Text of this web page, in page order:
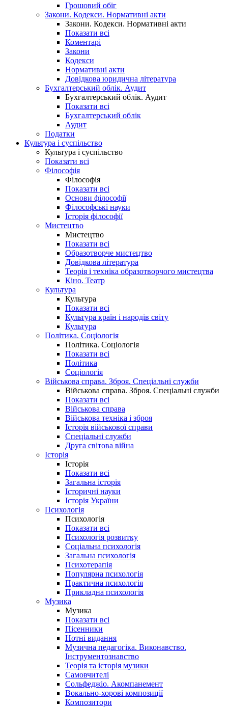
Грошовий обіг
Закони. Кодекси. Нормативні акти
Закони. Кодекси. Нормативні акти
Показати всі
Коментарі
Закони
Кодекси
Нормативні акти
Довідкова юридична література
Бухгалтерський облік. Аудит
Бухгалтерський облік. Аудит
Показати всі
Бухгалтерський облік
Аудит
Податки
Культура і суспільство
Культура і суспільство
Показати всі
Філософія
Філософія
Показати всі
Основи філософії
Філософські науки
Історія філософії
Мистецтво
Мистецтво
Показати всі
Образотворче мистецтво
Довідкова література
Теорія і техніка образотворчого мистецтва
Кіно. Театр
Культура
Культура
Показати всі
Культура країн і народів світу
Культура
Політика. Соціологія
Політика. Соціологія
Показати всі
Політика
Соціологія
Військова справа. Зброя. Спеціальні служби
Військова справа. Зброя. Спеціальні служби
Показати всі
Військова справа
Військова техніка і зброя
Історія військової справи
Спеціальні служби
Друга світова війна
Історія
Історія
Показати всі
Загальна історія
Історичні науки
Історія України
Психологія
Психологія
Показати всі
Психологія розвитку
Соціальна психологія
Загальна психологія
Психотерапія
Популярна психологія
Практична психологія
Прикладна психологія
Музика
Музика
Показати всі
Пісенники
Нотні видання
Музична педагогіка. Виконавство.
Інструментознавство
Теорія та історія музики
Самовчителі
Сольфеджіо. Акомпанемент
Вокально-хорові композиції
Композитори